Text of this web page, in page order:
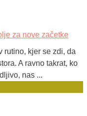
za nove začetke
rutino, kjer se zdi, da
A ravno takrat, ko
nas ...